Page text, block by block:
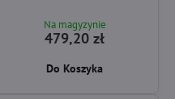
Na magyzynie
479,20 zł
Do Koszyka